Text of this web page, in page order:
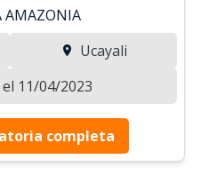
AMAZONIA
Ucayali
11/04/2023
completa